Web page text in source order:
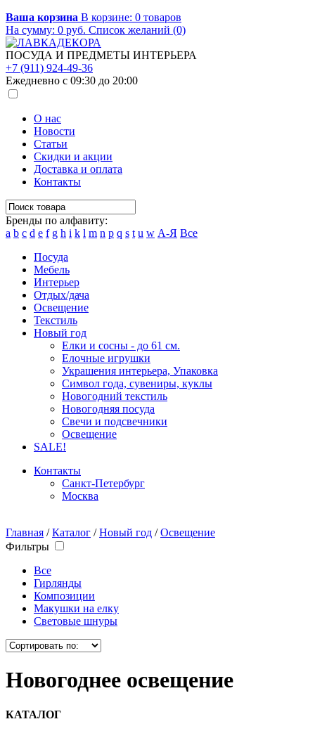
Ваша корзина В корзине: 0 товаров
На сумму: 0 руб. Список желаний (0)
ПОСУДА И ПРЕДМЕТЫ ИНТЕРЬЕРА
+7 (911) 924-49-36
Ежедневно с 09:30 до 20:00
О нас
Новости
Статьи
Скидки и акции
Доставка и оплата
Контакты
Бренды по алфавиту:
a b c d e f g h i k l m n p q s t u w А-Я Все
Посуда
Мебель
Интерьер
Отдых/дача
Освещение
Текстиль
Новый год
Елки и сосны - до 61 см.
Елочные игрушки
Украшения интерьера, Упаковка
Символ года, сувениры, куклы
Новогодний текстиль
Новогодняя посуда
Свечи и подсвечники
Освещение
SALE!
Контакты
Санкт-Петербург
Москва
Главная /Каталог /Новый год /Освещение
Фильтры
Все
Гирлянды
Композиции
Макушки на елку
Световые шнуры
Новогоднее освещение
КАТАЛОГ